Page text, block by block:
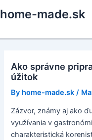
to
home-made.sk
Ako správne
úžitok
By home-made.sk /
Zázvor, známy aj ako
využívania v
charakteristická